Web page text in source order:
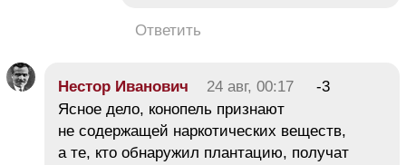
Ответить
Нестор Иванович 24 авг, 00:17
-3
Ясное дело, конопель признают
не содержащей наркотических веществ,
а те, кто обнаружил плантацию, получат